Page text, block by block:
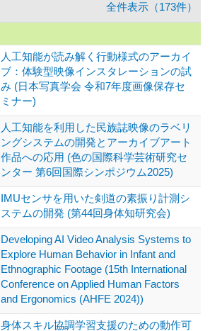
全件表示（173件）
人工知能が読み解く行動様式のアーカイ
ブ：体験型映像インスタレーションの試
み (日本写真学会 令和7年度画像保存セ
ミナー)
人工知能を利用した民族誌映像のラベリ
ングシステムの開発とアーカイブアート
作品への応用 (色の国際科学芸術研究セ
ンター 第6回国際シンポジウム2025)
IMUセンサを用いた剣道の素振り計測シ
ステムの開発 (第44回身体知研究会)
Developing AI Video Analysis Systems to
Explore Human Behavior in Infant and
Ethnographic Footage (15th International
Conference on Applied Human Factors
and Ergonomics (AHFE 2024))
身体スキル協調学習支援のための動作可